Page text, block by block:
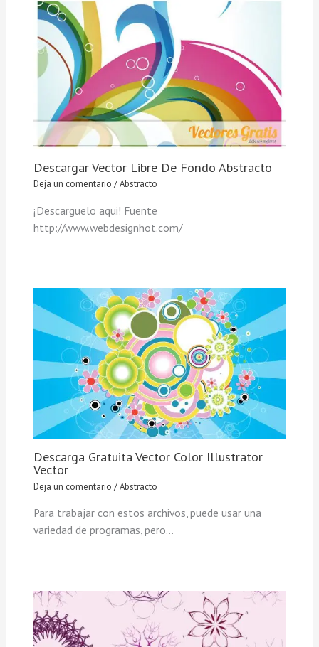
Descargar Vector Libre De Fondo Abstracto
Deja un comentario /Abstracto
¡Descarguelo aqui! Fuente
http://www.webdesignhot.com/
Descarga Gratuita Vector Color Illustrator
Vector
Deja un comentario /Abstracto
Para trabajar con estos archivos, puede usar una
variedad de programas, pero…